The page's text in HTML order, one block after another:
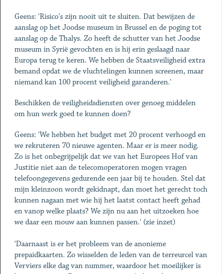
Geens: 'Risico's zijn nooit uit te sluiten. Dat bewijzen de
aanslag op het Joodse museum in Brussel en de poging tot
aanslag op de Thalys. Zo heeft de schutter van het Joodse
museum in Syrië gevochten en is hij erin geslaagd naar
Europa terug te keren. We hebben de Staatsveiligheid extra
bemand opdat we de vluchtelingen kunnen screenen, maar
niemand kan 100 procent veiligheid garanderen.'
Beschikken de veiligheidsdiensten over genoeg middelen
om hun werk goed te kunnen doen?
Geens: 'We hebben het budget met 20 procent verhoogd en
we rekruteren 70 nieuwe agenten. Maar er is meer nodig.
Zo is het onbegrijpelijk dat we van het Europees Hof van
Justitie niet aan de telecomoperatoren mogen vragen
telefoongegevens gedurende een jaar bij te houden. Stel dat
mijn kleinzoon wordt gekidnapt, dan moet het gerecht toch
kunnen nagaan met wie hij het laatst contact heeft gehad
en vanop welke plaats? We zijn nu aan het uitzoeken hoe
we daar een mouw aan kunnen passen.' (zie inzet)
'Daarnaast is er het probleem van de anonieme
prepaidkaarten. Zo wisselden de leden van de terreurcel van
Verviers elke dag van nummer, waardoor het moeilijker is